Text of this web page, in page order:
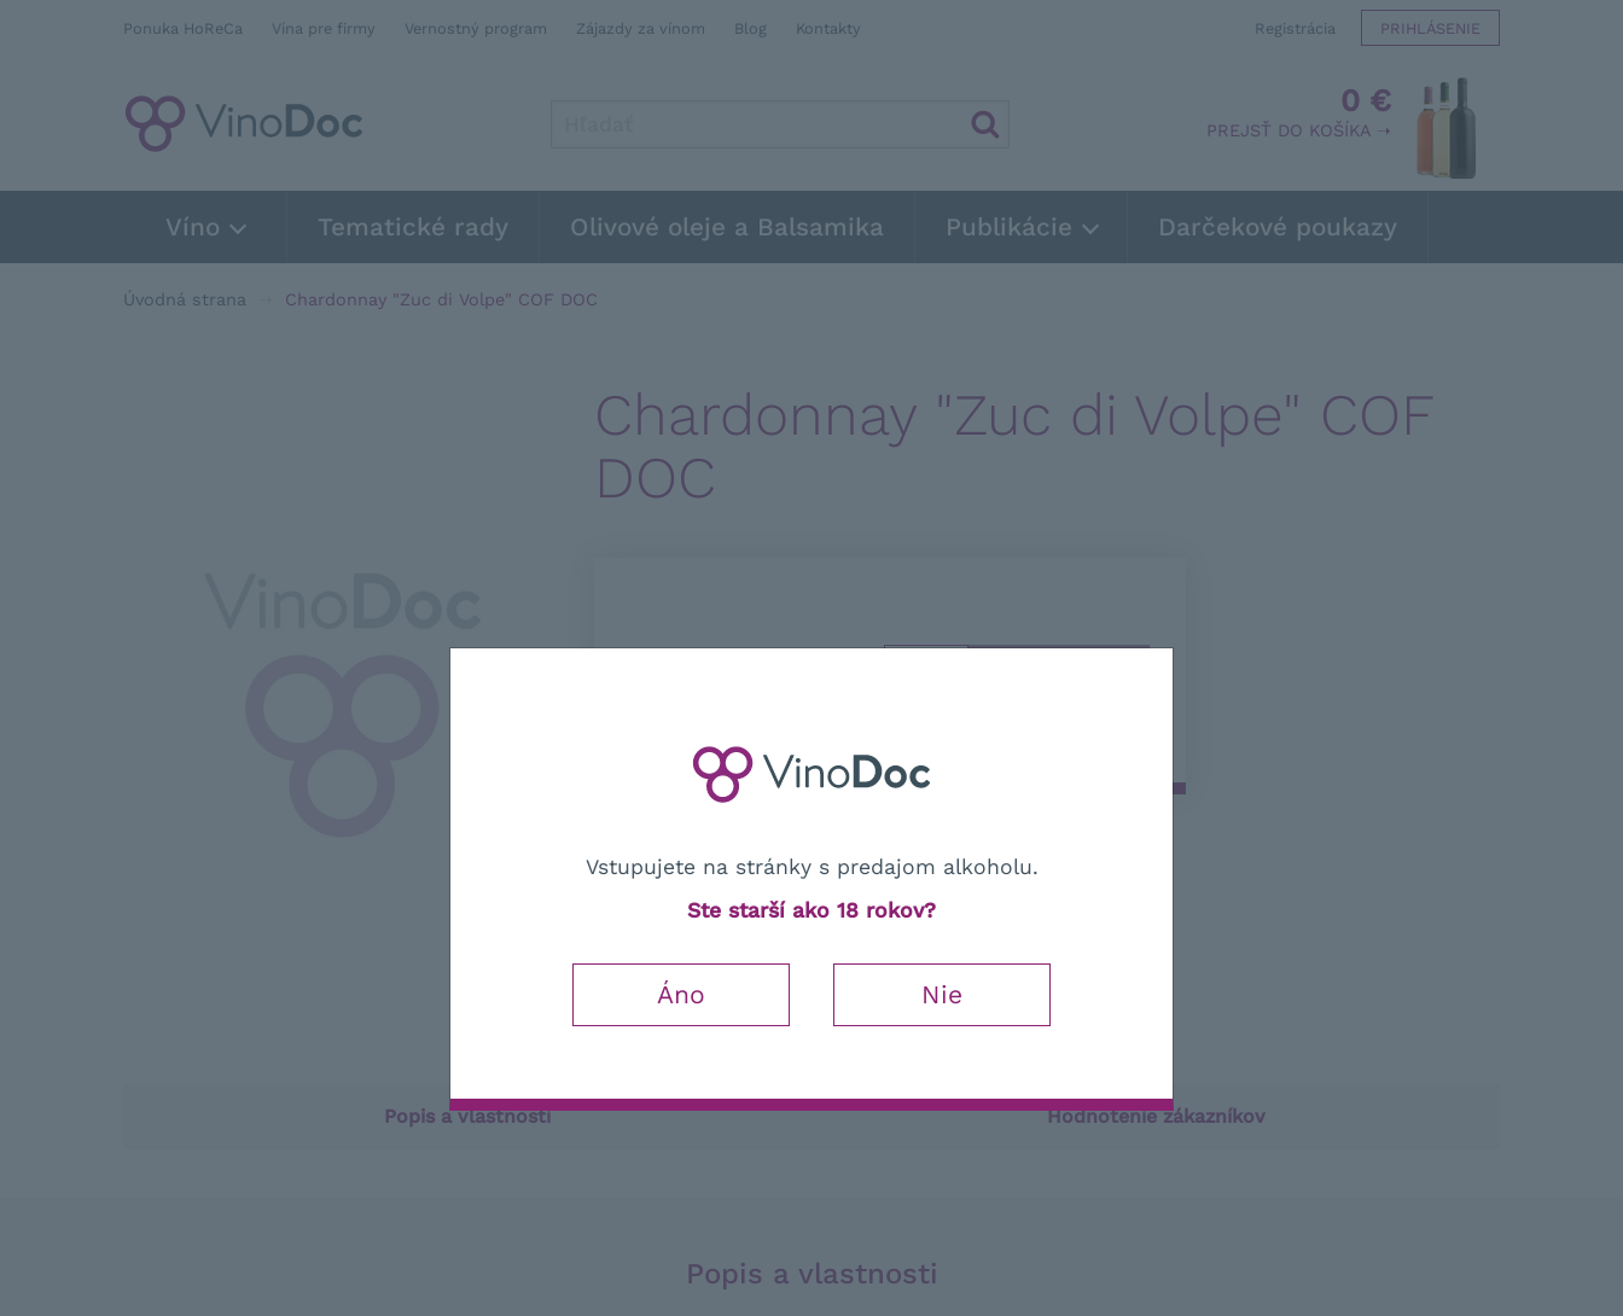
Ponuka HoReCa Vína pre firmy Vernostný program Zájazdy za vínom Blog Kontakty Registrácia PRIHLÁSENIE
0 €
PREJSŤ DO KOŠÍKA ➝
Víno Tematické rady Olivové oleje a Balsamika Publikácie Darčekové poukazy
Úvodná strana Chardonnay "Zuc di Volpe" COF DOC
Chardonnay "Zuc di Volpe" COF
DOC
12,81€
Popis a vlastnosti Hodnotenie zákazníkov
Popis a vlastnosti
Vstupujete na stránky s predajom alkoholu.
Ste starší ako 18 rokov?
Áno Nie